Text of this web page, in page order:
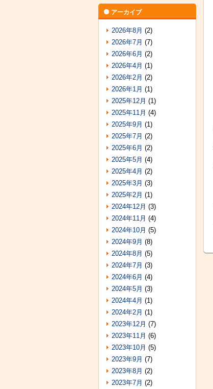
アーカイブ
2026年8月 (2)
2026年7月 (7)
2026年6月 (2)
2026年4月 (1)
2026年2月 (2)
2026年1月 (1)
2025年12月 (1)
2025年11月 (4)
2025年9月 (1)
2025年7月 (2)
2025年6月 (2)
2025年5月 (4)
2025年4月 (2)
2025年3月 (3)
2025年2月 (1)
2024年12月 (3)
2024年11月 (4)
2024年10月 (5)
2024年9月 (8)
2024年8月 (5)
2024年7月 (3)
2024年6月 (4)
2024年5月 (3)
2024年4月 (1)
2024年2月 (1)
2023年12月 (7)
2023年11月 (6)
2023年10月 (5)
2023年9月 (7)
2023年8月 (2)
2023年7月 (2)